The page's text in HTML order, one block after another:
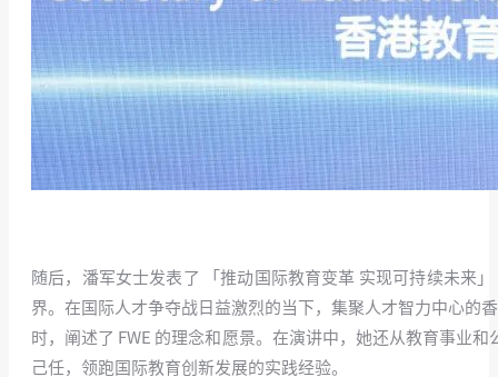
随后，潘军女士发表了 「推动国际教育变革 实现可持续未来
界。在国际人才争夺战日益激烈的当下，集聚人才智力中心的
时，阐述了 FWE 的理念和愿景。在演讲中，她还从教育事业
己任，领跑国际教育创新发展的实践经验。